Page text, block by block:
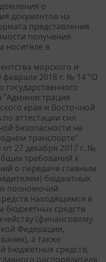
о
документов на
представления
получения
носителе в
морского и
февраля 2018 г. № 14 "О
"Администрация
края и Восточной
аттестации сил
безопасности на
транспорте"
27 декабря 2017 г. №
требований к
о передаче главным
бюджетных
полномочий
находящимся в
бюджетных средств
(финансовому
Федерации,
а также
бюджетных средств,
распорядителя